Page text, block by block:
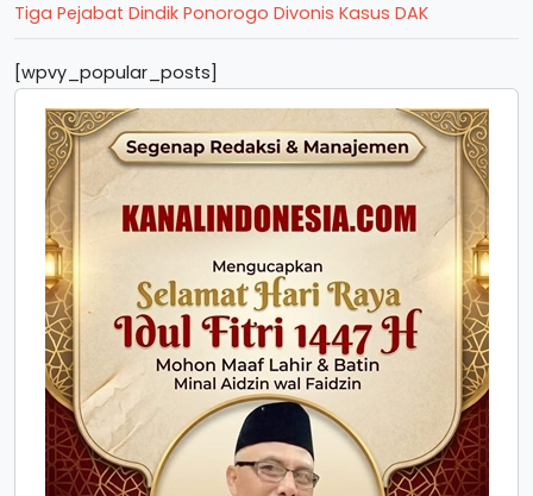
Tiga Pejabat Dindik Ponorogo Divonis Kasus DAK
[wpvy_popular_posts]